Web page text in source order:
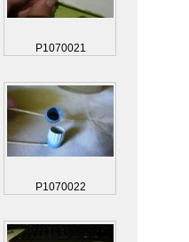
P1070021
P1070022